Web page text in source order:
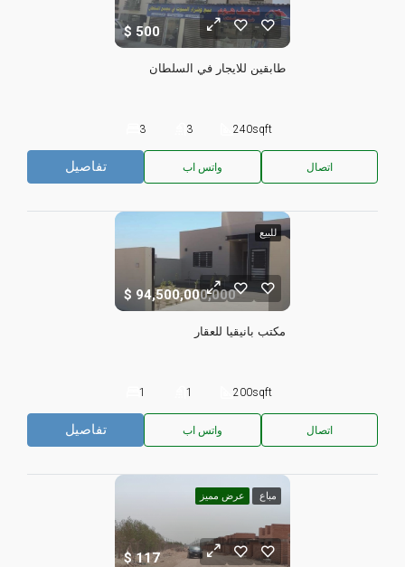
500
طابقين للايجار في السلطان
3 3 240sqft
تفاصيل واتس اب اتصال
للبيع
94,500,000,000
مكتب بانيقيا للعقار
1 1 200sqft
تفاصيل واتس اب اتصال
مباع عرض مميز
117